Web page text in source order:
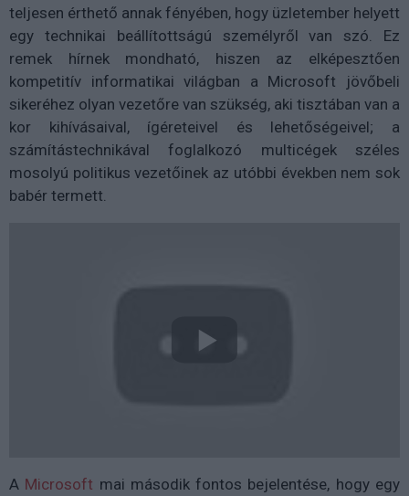
teljesen érthető annak fényében, hogy üzletember helyett
egy technikai beállítottságú személyről van szó. Ez
remek hírnek mondható, hiszen az elképesztően
kompetitív informatikai világban a Microsoft jövőbeli
sikeréhez olyan vezetőre van szükség, aki tisztában van a
kor kihívásaival, ígéreteivel és lehetőségeivel; a
számítástechnikával foglalkozó multicégek széles
mosolyú politikus vezetőinek az utóbbi években nem sok
babér termett.
A Microsoft mai második fontos bejelentése, hogy egy